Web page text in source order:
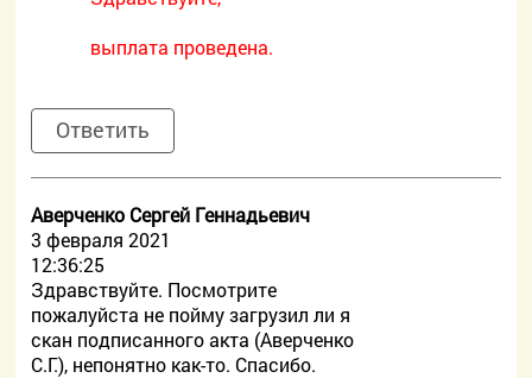
выплата проведена.
Ответить
Аверченко Сергей Геннадьевич
3 февраля 2021
12:36:25
Здравствуйте. Посмотрите
пожалуйста не пойму загрузил ли я
скан подписанного акта (Аверченко
С.Г.), непонятно как-то. Спасибо.